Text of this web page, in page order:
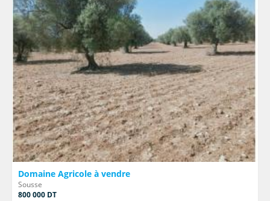
Domaine Agricole à vendre
Sousse
800 000 DT